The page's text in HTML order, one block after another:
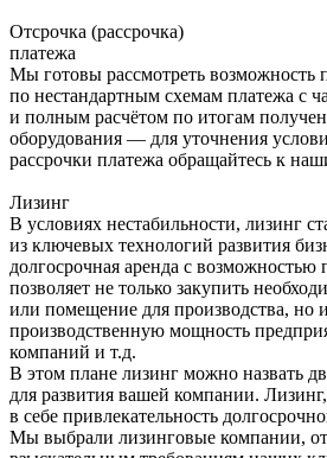
Отсрочка (рассрочка)
платежа
Мы готовы рассмотреть возможность
по нестандартным схемам платежа с
и полным расчётом по итогам
оборудования — для уточнения
рассрочки платежа обращайтесь к
Лизинг
В условиях нестабильности, лизинг
из ключевых технологий развития
долгосрочная аренда с
позволяет не только закупить
или помещение для производства, но
производственную мощность
компаний и т.д.
В этом плане лизинг можно назвать
для развития вашей компании. Лизинг,
в себе привлекательность
Мы выбрали лизинговые компании,